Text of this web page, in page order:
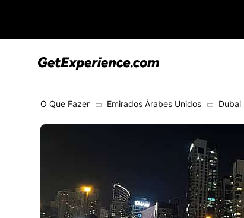
O Que Fazer Emirados Árabes Unidos Dubai